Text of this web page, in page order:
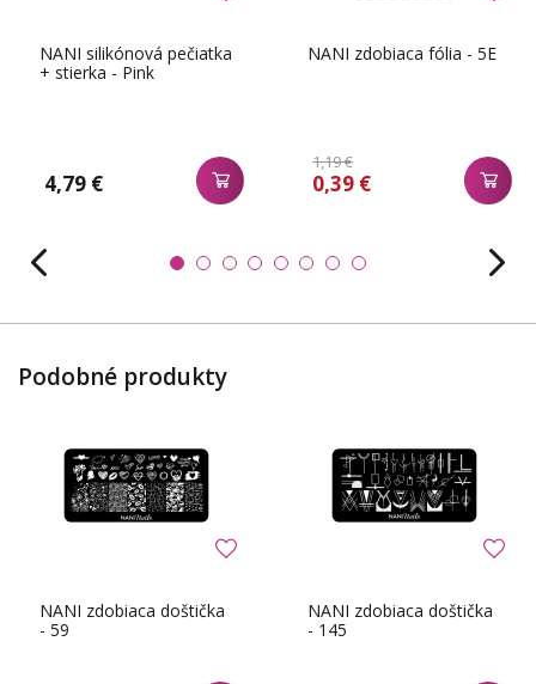
NANI silikónová pečiatka
+ stierka - Pink
4,79 €
NANI zdobiaca fólia - 5E
1,19 €
0,39 €
Podobné produkty
NANI zdobiaca doštička
- 59
NANI zdobiaca doštička
- 145